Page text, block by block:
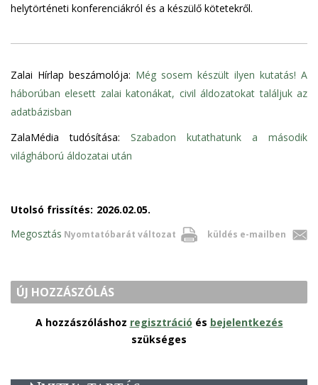
helytörténeti konferenciákról és a készülő kötetekről.
Zalai Hírlap beszámolója: Még sosem készült ilyen kutatás! A
háborúban elesett zalai katonákat, civil áldozatokat találjuk az
adatbázisban
ZalaMédia tudósítása: Szabadon kutathatunk a második
világháború áldozatai után
Utolsó frissítés: 2026.02.05.
Nyomtatóbarát változat küldés e-mailben
Megosztás
ÚJ HOZZÁSZÓLÁS
A hozzászóláshoz regisztráció és bejelentkezés
szükséges